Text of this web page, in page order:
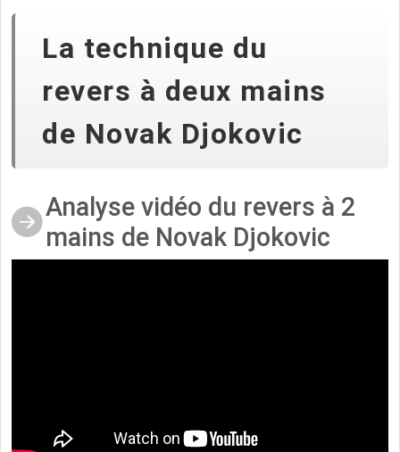
La technique du
revers à deux mains
de Novak Djokovic
Analyse vidéo du revers à 2
mains de Novak Djokovic